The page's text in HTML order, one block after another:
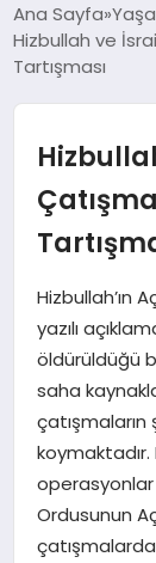
GÜNCEL
MAGAZIN
SAĞLIK
SPOR
TEKNOLOJI
YAŞAM
Ana Sayfa
Hizbullah ve
Tartışması
Hizbullah’ın
yazılı
öldürüldüğü
saha
koymaktadır.
Ordusunun